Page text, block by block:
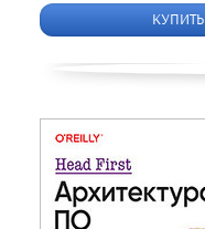
КУПИТЬ